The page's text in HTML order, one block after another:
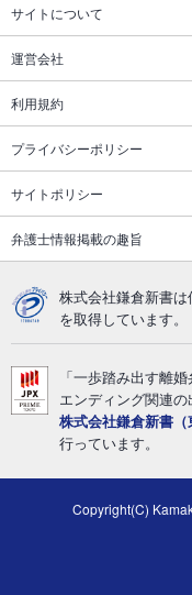
サイトについて
運営会社
利用規約
プライバシーポリシー
サイトポリシー
弁護士情報掲載の趣旨
株式会社鎌倉新書
を取得しています。
「一歩踏み出す離
エンディング関連
株式会社鎌倉新書（
行っています。
Copyright(C)